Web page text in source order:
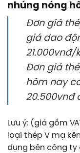
nhúng nóng
Đơn giá
giá dao
21.000vnđ/
Đơn giá
hôm nay
20.500vnđ
Lưu ý: (giá gồm
loại thép V mạ
dụng bên công ty